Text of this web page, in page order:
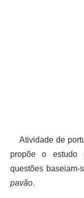
Atividade de
propõe o
questões
pavão.